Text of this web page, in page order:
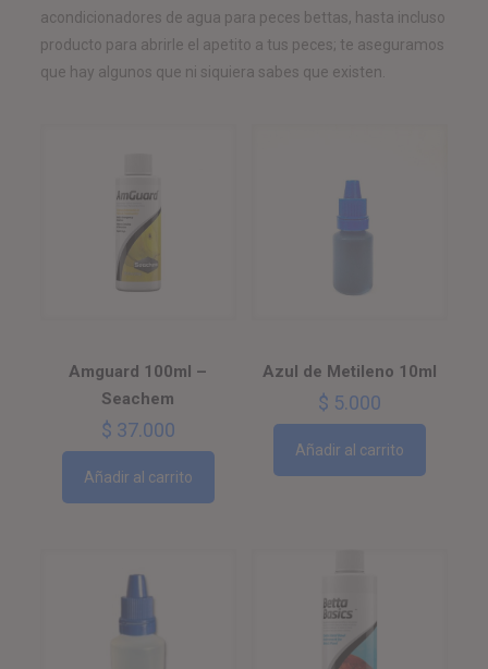
acondicionadores de agua para peces bettas, hasta incluso
producto para abrirle el apetito a tus peces; te aseguramos
que hay algunos que ni siquiera sabes que existen.
Amguard 100ml –
Seachem
$ 37.000
Añadir al carrito
Azul de Metileno 10ml
$ 5.000
Añadir al carrito